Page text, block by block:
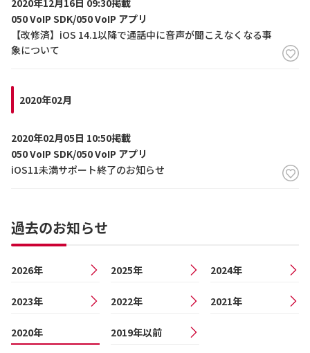
2020年12月16日 09:30掲載
050 VoIP SDK/050 VoIP アプリ
【改修済】iOS 14.1以降で通話中に音声が聞こえなくなる事
象について
2020年02月
2020年02月05日 10:50掲載
050 VoIP SDK/050 VoIP アプリ
iOS11未満サポート終了のお知らせ
過去のお知らせ
2026年 2025年 2024年
2023年 2022年 2021年
2020年 2019年以前